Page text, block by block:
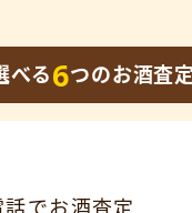
べる6つのお酒査
話でお酒査定